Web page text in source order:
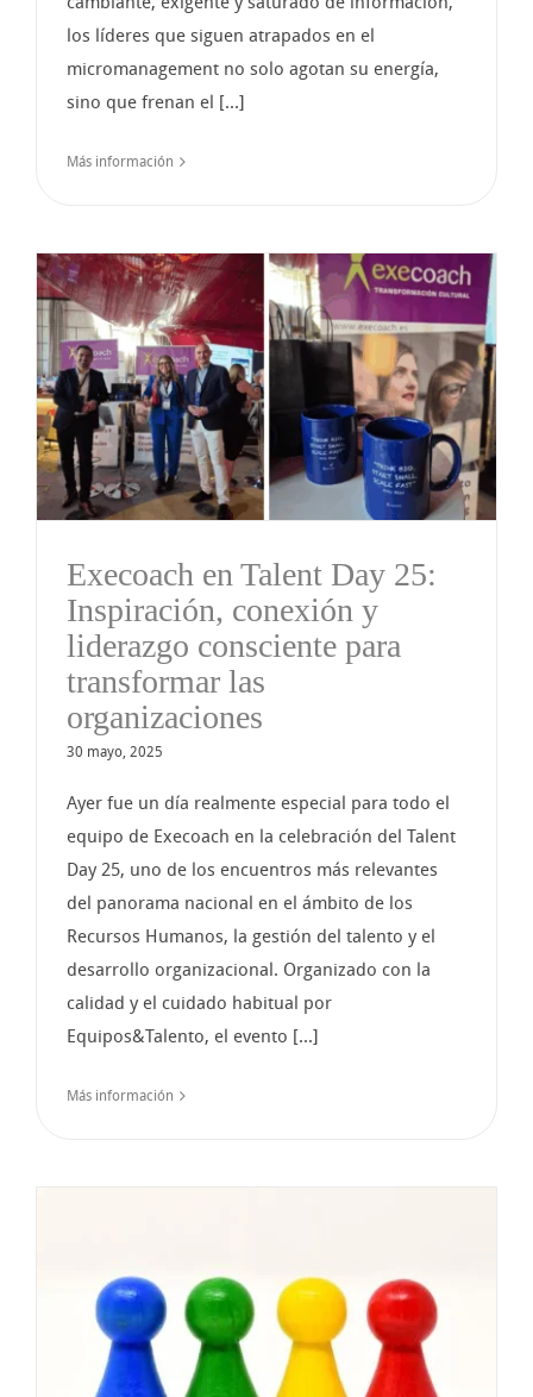
los líderes que siguen atrapados en el
micromanagement no solo agotan su energía,
sino que frenan el [...]
Más información
Execoach en Talent Day 25:
Inspiración, conexión y
liderazgo consciente para
transformar las
organizaciones
30 mayo, 2025
Ayer fue un día realmente especial para todo el
equipo de Execoach en la celebración del Talent
Day 25, uno de los encuentros más relevantes
del panorama nacional en el ámbito de los
Recursos Humanos, la gestión del talento y el
desarrollo organizacional. Organizado con la
calidad y el cuidado habitual por
Equipos&Talento, el evento [...]
Más información